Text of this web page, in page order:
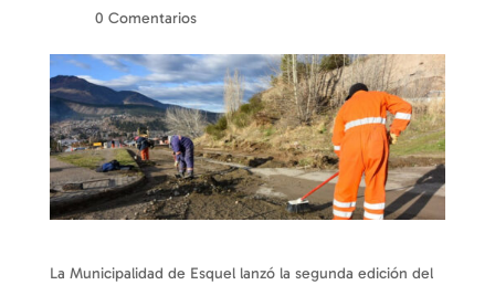
0 Comentarios
La Municipalidad de Esquel lanzó la segunda edición del